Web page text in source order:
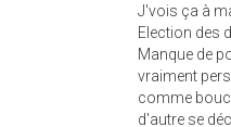
J'vois ça à
Election des
Manque de
vraiment
comme
d'autre se